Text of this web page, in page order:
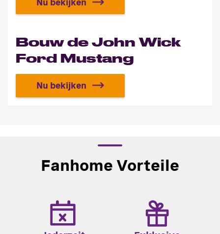
Bouw je eigen Volkswager T1
Nu bekijken
Bouw de John Wick
Ford Mustang
Bouw de John Wick Ford Mustang
Nu bekijken
Fanhome Vorteile